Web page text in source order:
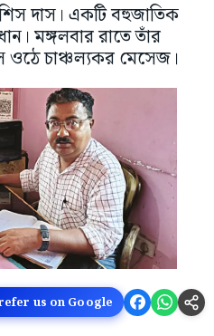
দাস। একটি বহুজাতিক
মঙ্গলবার রাতে তাঁর
ওঠে চাঞ্চল্যকর মেসেজ।
us on Google